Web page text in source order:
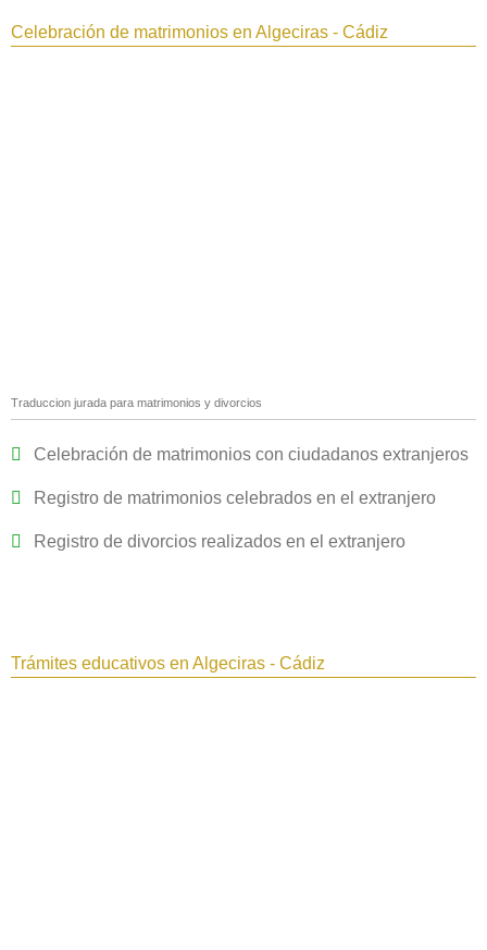
Celebración de matrimonios en Algeciras - Cádiz
Traduccion jurada para matrimonios y divorcios
Celebración de matrimonios con ciudadanos extranjeros
Registro de matrimonios celebrados en el extranjero
Registro de divorcios realizados en el extranjero
Trámites educativos en Algeciras - Cádiz